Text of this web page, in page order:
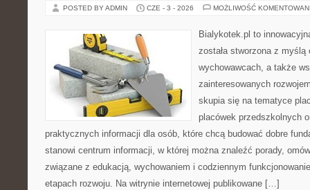
POSTED BY ADMIN CZE - 3 - 2026 MOŻLIWOŚĆ
Bialykotek.pl to
została stworzona z myślą
wychowawcach, a także
zainteresowanych
skupia się na tematyce
placówek przedszkolnych
praktycznych informacji dla osób, które chcą budować dobre
stanowi centrum informacji, w której można znaleźć porady,
związane z edukacją, wychowaniem i codziennym
etapach rozwoju. Na witrynie internetowej publikowane […]